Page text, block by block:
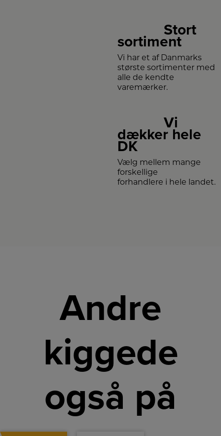
Stort
sortiment
Vi har et af Danmarks
største sortimenter med
alle de kendte
varemærker.
Vi
dækker hele
DK
Vælg mellem mange
forskellige
forhandlere i hele landet.
Andre
kiggede
også på